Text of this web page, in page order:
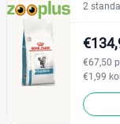
2
€67,50
€1,99